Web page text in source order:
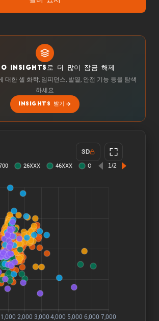
INSIGHTS로 더 많이 잠금 해제
대한 셀 화학, 임피던스, 발열, 안전 기능 등을 탐색
하세요
INSIGHTS 받기
3D